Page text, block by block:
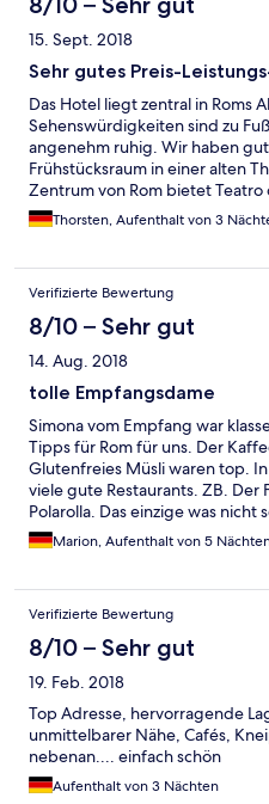
15. Sept. 2018
Sehr gutes Preis-
Das Hotel liegt zentral in Roms
Sehenswürdigkeiten sind zu
angenehm ruhig. Wir haben
Frühstücksraum in einer alten
Zentrum von Rom bietet
Leistungs-Verhältnis. Wir waren
würden das Hotel
Sturmschaden. Dieser wurde
aber nicht behoben. Zudem war
renovierungsbedürftig, aber
Gesamteindruck nicht schmälern.
Thorsten, Aufenthalt von 3
Verifizierte Bewertung
8/10 – Sehr gut
14. Aug. 2018
tolle Empfangsdame
Simona vom Empfang war
Tipps für Rom für uns. Der
Glutenfreies Müsli waren top.
viele gute Restaurants. ZB. Der
Polarolla. Das einzige was
Die könnte man gern mal
würde unbedingt wieder
Marion, Aufenthalt von 5
Verifizierte Bewertung
8/10 – Sehr gut
19. Feb. 2018
Top Adresse, hervorragende
unmittelbarer Nähe, Cafés,
nebenan.... einfach schön
Aufenthalt von 3 Nächten